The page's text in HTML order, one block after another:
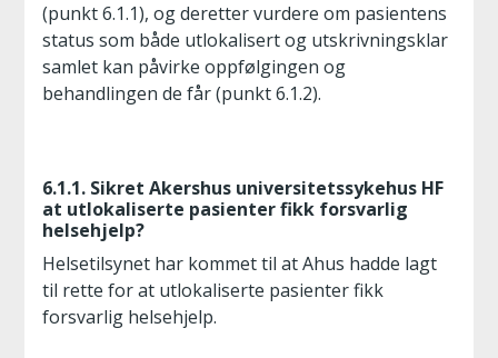
(punkt 6.1.1), og deretter vurdere om pasientens
status som både utlokalisert og utskrivningsklar
samlet kan påvirke oppfølgingen og
behandlingen de får (punkt 6.1.2).
6.1.1. Sikret Akershus universitetssykehus HF
at utlokaliserte pasienter fikk forsvarlig
helsehjelp?
Helsetilsynet har kommet til at Ahus hadde lagt
til rette for at utlokaliserte pasienter fikk
forsvarlig helsehjelp.